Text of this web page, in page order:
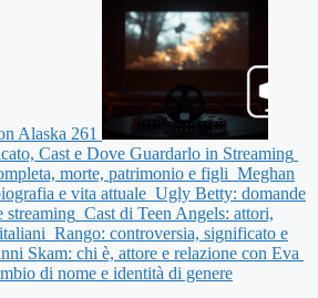
Alaska 261
Cast e Dove Guardarlo in Streaming
morte, patrimonio e figli Meghan
e vita attuale Ugly Betty: domande
streaming Cast di Teen Angels: attori,
Rango: controversia, significato e
Skam: chi è, attore e relazione con Eva
di nome e identità di genere